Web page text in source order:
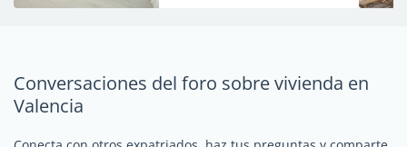
Conversaciones del foro sobre vivienda en
Valencia